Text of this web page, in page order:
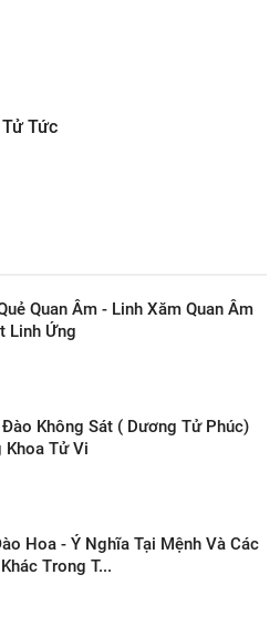
Tức
Quan Âm - Linh Xăm Quan Âm
Linh Ứng
Không Sát ( Dương Tử Phúc)
Khoa Tử Vi
Hoa - Ý Nghĩa Tại Mệnh Và Các
Trong T...